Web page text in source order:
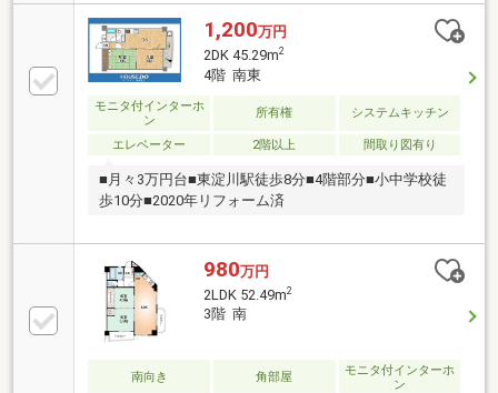
1,200万円
2DK 45.29m2
4階 南東
モニタ付インターホ
ン
所有権 システムキッチン
エレベーター 2階以上 間取り図有り
■月々3万円台■東淀川駅徒歩8分■4階部分■小中学校徒
歩10分■2020年リフォーム済
980万円
2LDK 52.49m2
3階 南
南向き 角部屋
モニタ付インターホ
ン